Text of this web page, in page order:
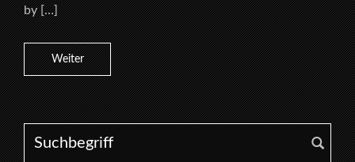
by […]
Weiter
Search for: